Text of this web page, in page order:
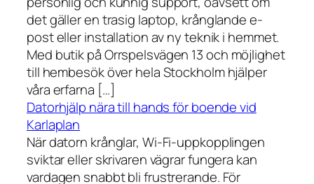
det gäller en trasig laptop, krånglande e-
post eller installation av ny teknik i hemmet.
Med butik på Orrspelsvägen 13 och möjlighet
till hembesök över hela Stockholm hjälper
våra erfarna […]
Datorhjälp nära till hands för boende vid
Karlaplan
När datorn krånglar, Wi-Fi-uppkopplingen
sviktar eller skrivaren vägrar fungera kan
vardagen snabbt bli frustrerande. För